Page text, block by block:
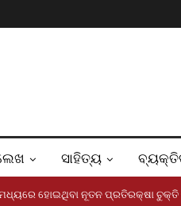
ସାହିତ୍ୟ
ତୁର୍କୀ ମଧ୍ୟରେ ହୋଇଥିବା ନୂତନ